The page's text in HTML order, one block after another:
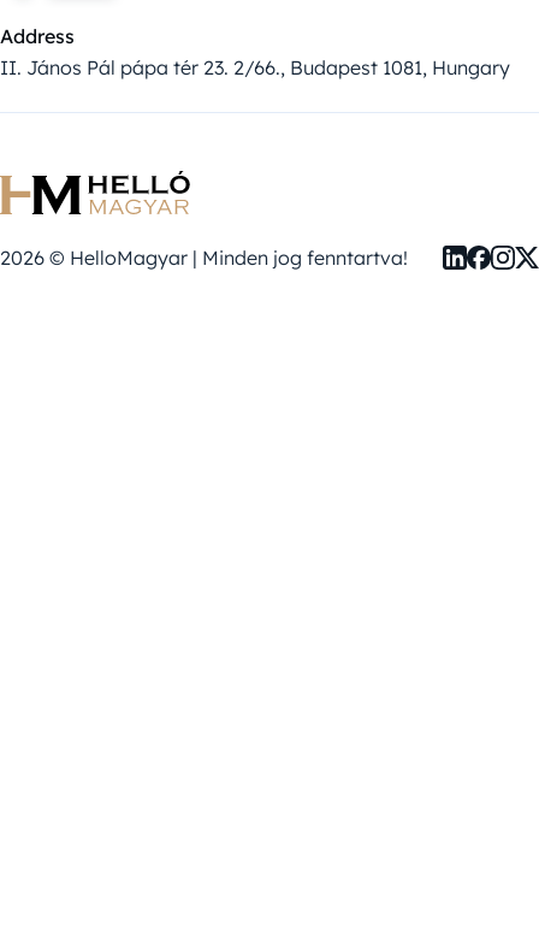
Address
II. János Pál pápa tér 23. 2/66., Budapest 1081, Hungary
2026 © HelloMagyar | Minden jog fenntartva!